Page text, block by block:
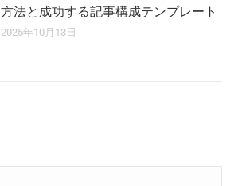
方法と成功する記事構成テンプレート
2025年10月13日